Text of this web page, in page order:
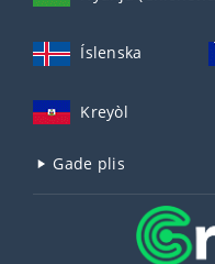
Íslenska
Kreyòl
Gade plis